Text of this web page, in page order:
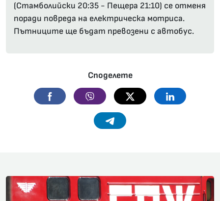
(Стамболийски 20:35 - Пещера 21:10) се отменя
поради повреда на електрическа мотриса.
Пътниците ще бъдат превозени с автобус.
Споделете
Facebook Viber Twitter Linkedin
Telegram